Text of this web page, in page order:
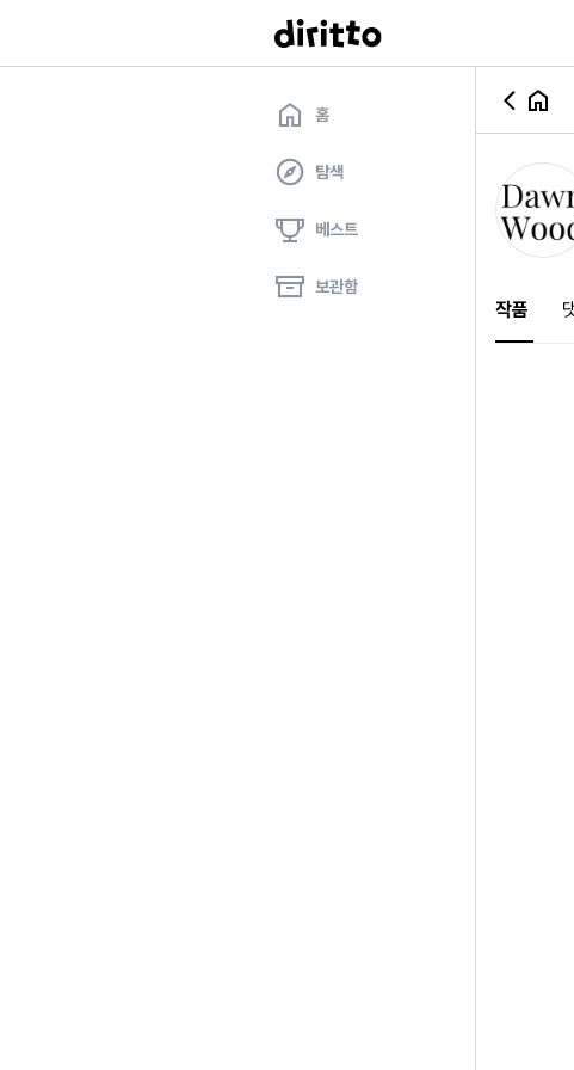
홈
탐색
베스트
보관함
작품